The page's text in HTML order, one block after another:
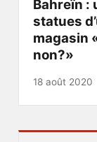
Bahreïn :
statues
magasin
non?»
18 août 2020